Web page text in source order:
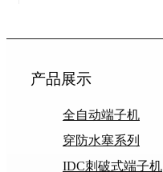
产品展示
全自动端子机
穿防水塞系列
IDC刺破式端子机